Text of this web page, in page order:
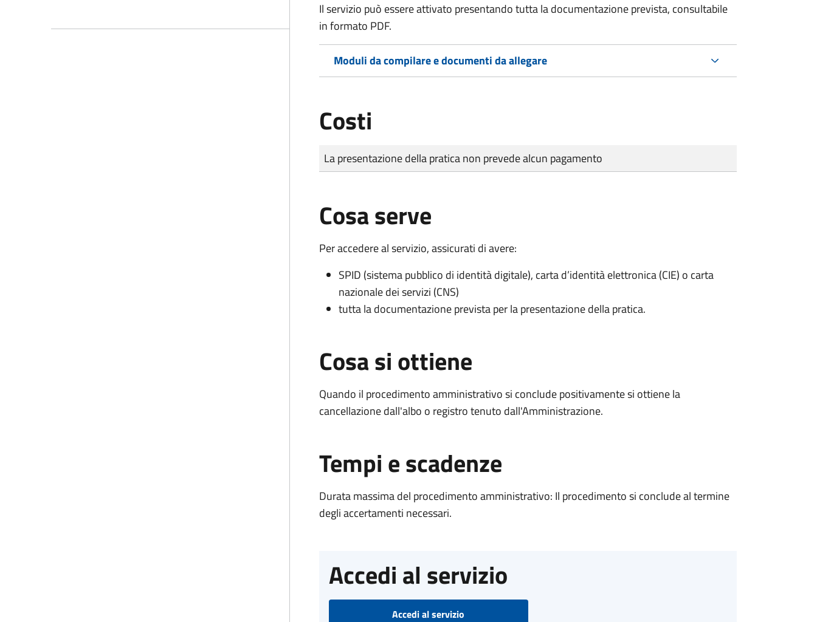
Il servizio può essere attivato presentando tutta la documentazione prevista, consultabile
in formato PDF.
Moduli da compilare e documenti da allegare
Costi
Tipo di pagamento
Importo
La presentazione della pratica non prevede alcun pagamento
Cosa serve
Per accedere al servizio, assicurati di avere:
SPID (sistema pubblico di identità digitale), carta d’identità elettronica (CIE) o carta
nazionale dei servizi (CNS)
tutta la documentazione prevista per la presentazione della pratica.
Cosa si ottiene
Quando il procedimento amministrativo si conclude positivamente si ottiene la
cancellazione dall'albo o registro tenuto dall'Amministrazione.
Tempi e scadenze
Durata massima del procedimento amministrativo: Il procedimento si conclude al termine
degli accertamenti necessari.
Accedi al servizio
Accedi al servizio